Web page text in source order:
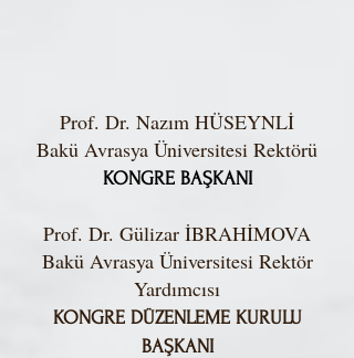
Prof. Dr. Nazım HÜSEYNLİ
Bakü Avrasya Üniversitesi Rektörü
KONGRE BAŞKANI
Prof. Dr. Gülizar İBRAHİMOVA
Bakü Avrasya Üniversitesi Rektör
Yardımcısı
KONGRE DÜZENLEME KURULU
BAŞKANI